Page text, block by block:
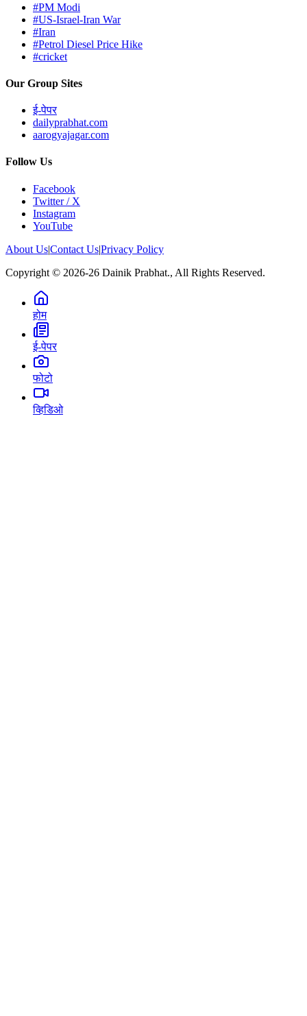
#PM Modi
#US-Israel-Iran War
#Iran
#Petrol Diesel Price Hike
#cricket
Our Group Sites
ई-पेपर
dailyprabhat.com
aarogyajagar.com
Follow Us
Facebook
Twitter / X
Instagram
YouTube
About Us|Contact Us|Privacy Policy
Copyright © 2026-26 Dainik Prabhat., All Rights Reserved.
होम
ई-पेपर
फोटो
व्हिडिओ